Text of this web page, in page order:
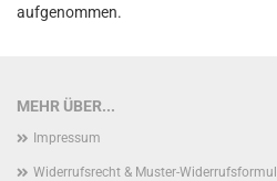
aufgenommen.
MEHR ÜBER...
Impressum
Widerrufsrecht & Muster-